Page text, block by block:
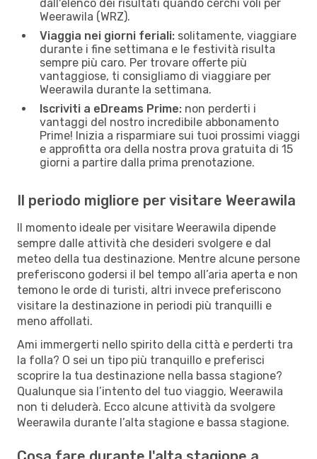
dall'elenco dei risultati quando cerchi voli per
Weerawila (WRZ).
Viaggia nei giorni feriali: solitamente, viaggiare
durante i fine settimana e le festività risulta
sempre più caro. Per trovare offerte più
vantaggiose, ti consigliamo di viaggiare per
Weerawila durante la settimana.
Iscriviti a eDreams Prime: non perderti i
vantaggi del nostro incredibile abbonamento
Prime! Inizia a risparmiare sui tuoi prossimi viaggi
e approfitta ora della nostra prova gratuita di 15
giorni a partire dalla prima prenotazione.
Il periodo migliore per visitare Weerawila
Il momento ideale per visitare Weerawila dipende
sempre dalle attività che desideri svolgere e dal
meteo della tua destinazione. Mentre alcune persone
preferiscono godersi il bel tempo all’aria aperta e non
temono le orde di turisti, altri invece preferiscono
visitare la destinazione in periodi più tranquilli e
meno affollati.
Ami immergerti nello spirito della città e perderti tra
la folla? O sei un tipo più tranquillo e preferisci
scoprire la tua destinazione nella bassa stagione?
Qualunque sia l’intento del tuo viaggio, Weerawila
non ti deluderà. Ecco alcune attività da svolgere
Weerawila durante l’alta stagione e bassa stagione.